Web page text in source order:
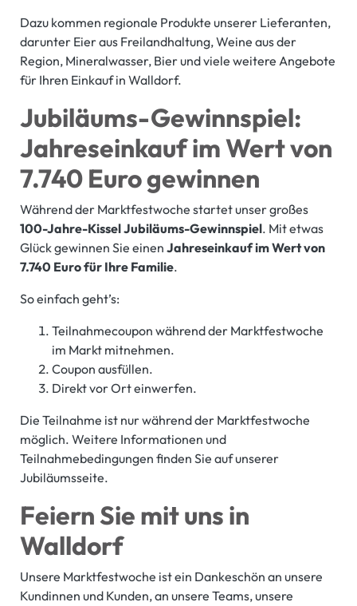
Dazu kommen regionale Produkte unserer Lieferanten,
darunter Eier aus Freilandhaltung, Weine aus der
Region, Mineralwasser, Bier und viele weitere Angebote
für Ihren Einkauf in Walldorf.
Jubiläums-Gewinnspiel:
Jahreseinkauf im Wert von
7.740 Euro gewinnen
Während der Marktfestwoche startet unser großes
100-Jahre-Kissel Jubiläums-Gewinnspiel. Mit etwas
Glück gewinnen Sie einen Jahreseinkauf im Wert von
7.740 Euro für Ihre Familie.
So einfach geht’s:
Teilnahmecoupon während der Marktfestwoche
im Markt mitnehmen.
Coupon ausfüllen.
Direkt vor Ort einwerfen.
Die Teilnahme ist nur während der Marktfestwoche
möglich. Weitere Informationen und
Teilnahmebedingungen finden Sie auf unserer
Jubiläumsseite.
Feiern Sie mit uns in
Walldorf
Unsere Marktfestwoche ist ein Dankeschön an unsere
Kundinnen und Kunden, an unsere Teams, unsere